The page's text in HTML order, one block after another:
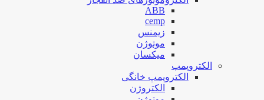
ABB
cemp
زیمنس
موتوژن
میکسان
الکتروپمپ
الکتروپمپ خانگی
الکتروژن